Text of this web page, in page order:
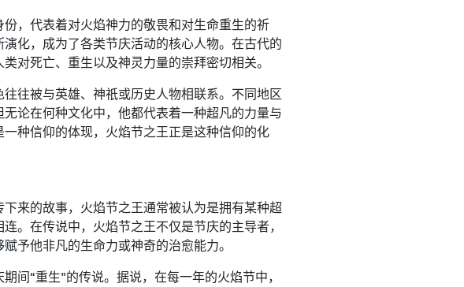
，代表着对火焰神力的敬畏和对生命重生的祈
化，成为了各类节庆活动的核心人物。在古代的
对死亡、重生以及神灵力量的崇拜密切相关。
往被与英雄、神祇或历史人物相联系。不同地区
论在何种文化中，他都代表着一种超凡的力量与
种信仰的体现，火焰节之王正是这种信仰的化
来的故事，火焰节之王通常被认为是拥有某种超
。在传说中，火焰节之王不仅是节庆的主导者，
予他非凡的生命力或神奇的治愈能力。
间“重生”的传说。据说，在每一年的火焰节中，